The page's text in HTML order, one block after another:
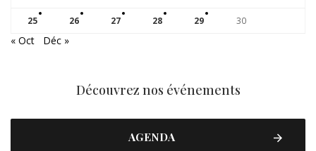
25 26 27 28 29 30
« Oct Déc »
Découvrez nos événements
AGENDA